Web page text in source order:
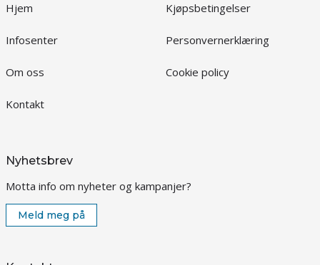
Hjem
Infosenter
Om oss
Kontakt
Kjøpsbetingelser
Personvernerklæring
Cookie policy
Nyhetsbrev
Motta info om nyheter og kampanjer?
Meld meg på